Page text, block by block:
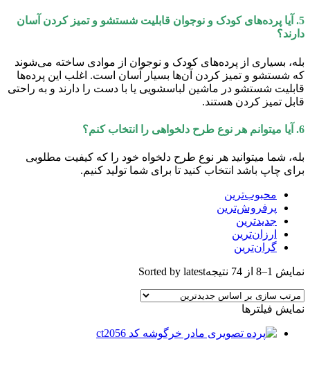
5. آیا پرده‌های کودک و نوجوان قابلیت شستشو و تمیز کردن آسان
دارند؟
بله، بسیاری از پرده‌های کودک و نوجوان از موادی ساخته می‌شوند
که شستشو و تمیز کردن آن‌ها بسیار آسان است. اغلب این پرده‌ها
قابلیت شستشو در ماشین لباسشویی یا با دست را دارند و به راحتی
قابل تمیز کردن هستند.
6. آیا میتوانم هر نوع طرح دلخواهی را انتخاب کنم؟
بله، شما میتوانید هر نوع طرح دلخواه خود را که کیفیت مطلوبی
برای چاپ باشد انتخاب کنید تا برای شما تولید کنیم.
محبوب‌ترین
پرفروش‌ترین
جدیدترین
ارزان‌ترین
گران‌ترین
نمایش 1–8 از 74 نتیجه Sorted by latest
نمایش فیلترها